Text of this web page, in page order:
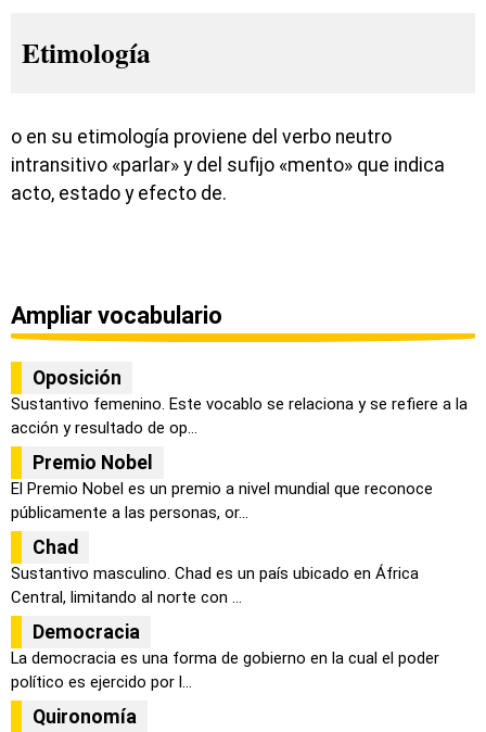
Etimología
o en su etimología proviene del verbo neutro
intransitivo «parlar» y del sufijo «mento» que indica
acto, estado y efecto de.
Ampliar vocabulario
Oposición
Sustantivo femenino. Este vocablo se relaciona y se refiere a la
acción y resultado de op...
Premio Nobel
El Premio Nobel es un premio a nivel mundial que reconoce
públicamente a las personas, or...
Chad
Sustantivo masculino. Chad es un país ubicado en África
Central, limitando al norte con ...
Democracia
La democracia es una forma de gobierno en la cual el poder
político es ejercido por l...
Quironomía